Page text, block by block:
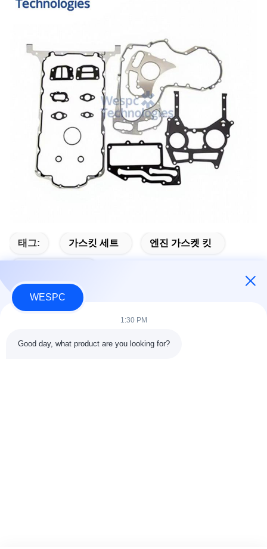
태그: 가스킷 세트 엔진 가스켓 킷
빠른 연락
WESPC
1:30 PM
Good day, what product are you looking for?